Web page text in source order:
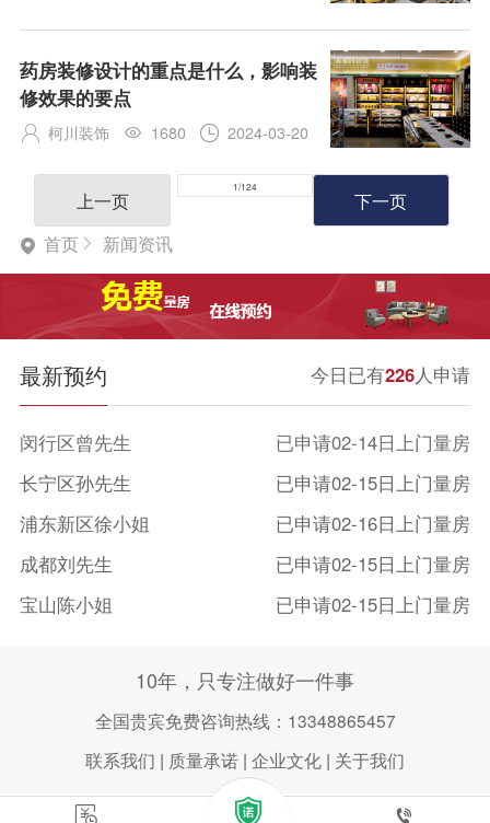
药房装修设计的重点是什么，影响装
修效果的要点
 柯川装饰  1680  2024-03-20
页
1
3
4
5
6
...
123
上一页
1/124
下一页
 首页 新闻资讯
最新预约 今日已有226人申请
长宁区孙先生
已申请02-15日上门量房
浦东新区徐小姐
已申请02-16日上门量房
成都刘先生
已申请02-15日上门量房
宝山陈小姐
已申请02-15日上门量房
成都李先生
已申请02-15日上门量房
已申请02-15日上门量房
10年，只专注做好一件事
全国贵宾免费咨询热线：13348865457
联系我们 | 质量承诺 | 企业文化 | 关于我们
 
